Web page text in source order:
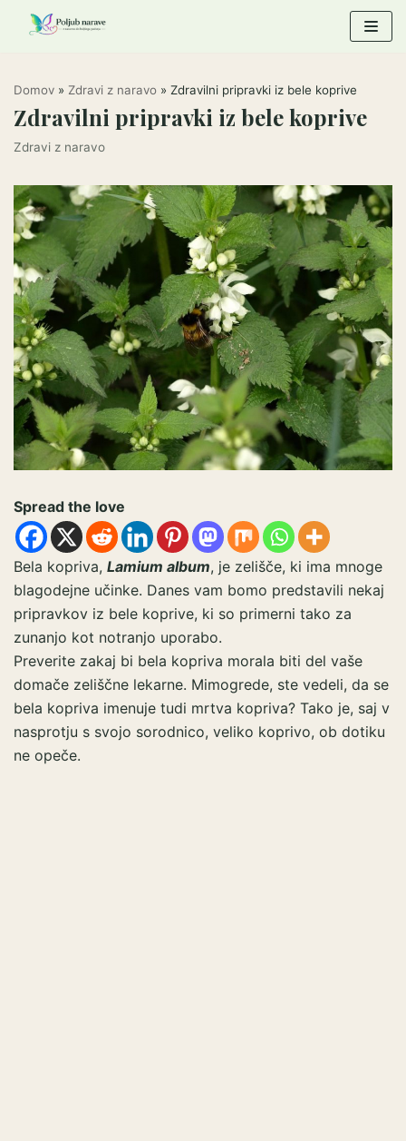
Skoči
Domov » Zdravi z naravo » Zdravilni pripravki iz bele koprive
Zdravilni pripravki iz bele koprive
Zdravi z naravo
Spread the love
Bela kopriva, Lamium album, je zelišče, ki ima mnoge
blagodejne učinke. Danes vam bomo predstavili nekaj
pripravkov iz bele koprive, ki so primerni tako za
zunanjo kot notranjo uporabo.
Preverite zakaj bi bela kopriva morala biti del vaše
domače zeliščne lekarne. Mimogrede, ste vedeli, da se
bela kopriva imenuje tudi mrtva kopriva? Tako je, saj v
nasprotju s svojo sorodnico, veliko koprivo, ob dotiku
ne opeče.